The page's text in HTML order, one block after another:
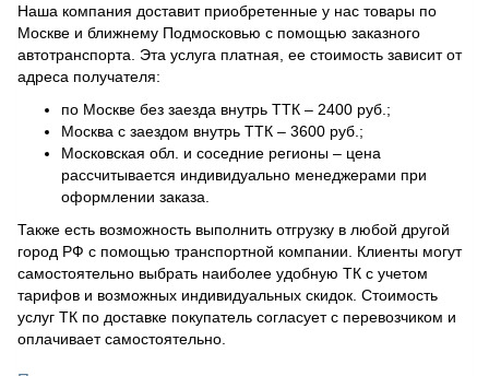
Наша компания доставит приобретенные у нас товары по
Москве и ближнему Подмосковью с помощью заказного
автотранспорта. Эта услуга платная, ее стоимость зависит от
адреса получателя:
по Москве без заезда внутрь ТТК – 2400 руб.;
Москва с заездом внутрь ТТК – 3600 руб.;
Московская обл. и соседние регионы – цена
рассчитывается индивидуально менеджерами при
оформлении заказа.
Также есть возможность выполнить отгрузку в любой другой
город РФ с помощью транспортной компании. Клиенты могут
самостоятельно выбрать наиболее удобную ТК с учетом
тарифов и возможных индивидуальных скидок. Стоимость
услуг ТК по доставке покупатель согласует с перевозчиком и
оплачивает самостоятельно.